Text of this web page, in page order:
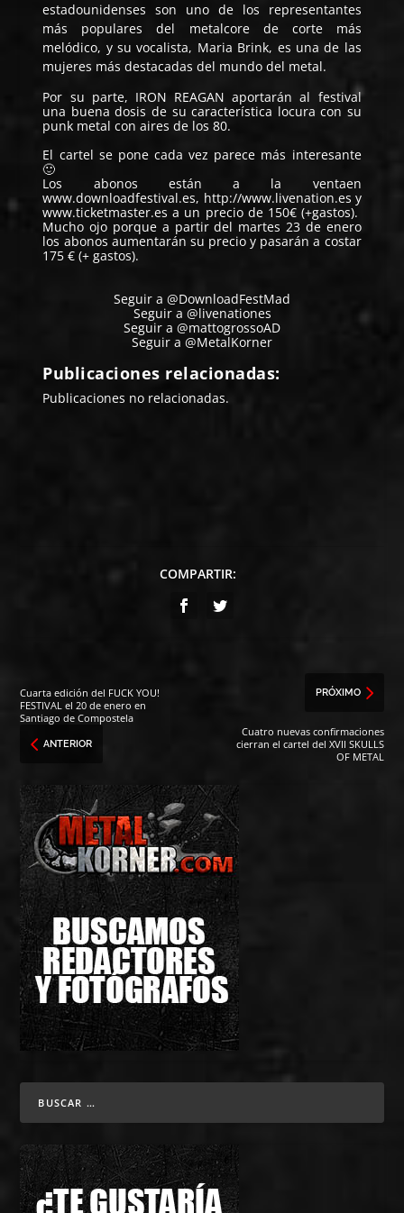
estadounidenses son uno de los representantes
más populares del metalcore de corte más
melódico, y su vocalista, Maria Brink, es una de las
mujeres más destacadas del mundo del metal.
Por su parte, IRON REAGAN aportarán al festival
una buena dosis de su característica locura con su
punk metal con aires de los 80.
El cartel se pone cada vez parece más interesante
🙂
Los abonos están a la ventaen
www.downloadfestival.es, http://www.livenation.es y
www.ticketmaster.es a un precio de 150€ (+gastos).
Mucho ojo porque a partir del martes 23 de enero
los abonos aumentarán su precio y pasarán a costar
175 € (+ gastos).
Seguir a @DownloadFestMad
Seguir a @livenationes
Seguir a @mattogrossoAD
Seguir a @MetalKorner
Publicaciones relacionadas:
Publicaciones no relacionadas.
COMPARTIR:
Cuarta edición del FUCK YOU!
FESTIVAL el 20 de enero en
Santiago de Compostela
ANTERIOR
PRÓXIMO
Cuatro nuevas confirmaciones
cierran el cartel del XVII SKULLS
OF METAL